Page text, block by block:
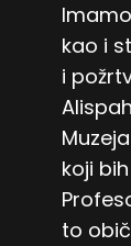
kao i
i
koji
to